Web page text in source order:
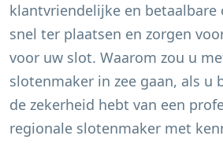
klantvriendelijke en betaalbare
snel ter plaatsen en zorgen
voor uw slot. Waarom zou u
slotenmaker in zee gaan, als u
de zekerheid hebt van een
regionale slotenmaker met